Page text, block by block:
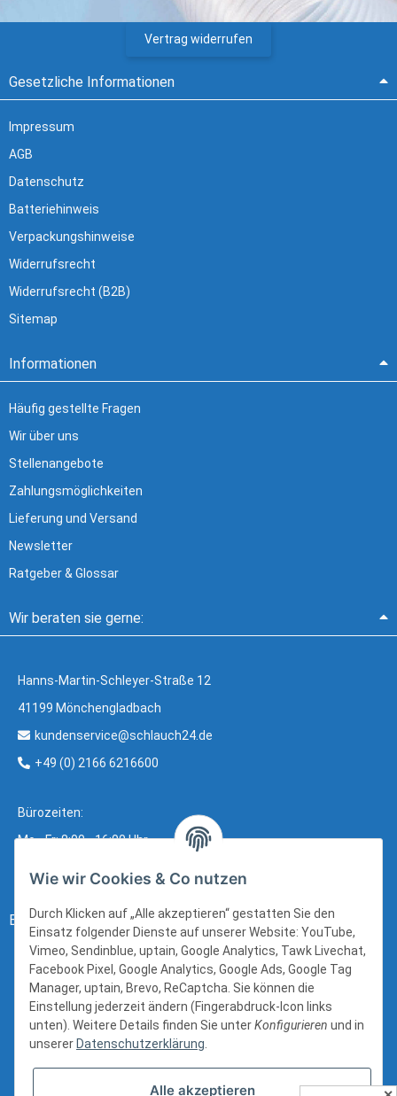
Vertrag widerrufen
Gesetzliche Informationen
Impressum
AGB
Datenschutz
Batteriehinweis
Verpackungshinweise
Widerrufsrecht
Widerrufsrecht (B2B)
Sitemap
Informationen
Häufig gestellte Fragen
Wir über uns
Stellenangebote
Zahlungsmöglichkeiten
Lieferung und Versand
Newsletter
Ratgeber & Glossar
Wir beraten sie gerne:
Hanns-Martin-Schleyer-Straße 12
41199 Mönchengladbach
kundenservice@schlauch24.de
+49 (0) 2166 6216600
Bürozeiten:
Mo - Fr: 8:00 - 16:00 Uhr
Bezahlung:
Wie wir Cookies & Co nutzen
Durch Klicken auf „Alle akzeptieren“ gestatten Sie den
Einsatz folgender Dienste auf unserer Website: YouTube,
Vimeo, Sendinblue, uptain, Google Analytics, Tawk Livechat,
Facebook Pixel, Google Analytics, Google Ads, Google Tag
Manager, uptain, Brevo, ReCaptcha. Sie können die
Einstellung jederzeit ändern (Fingerabdruck-Icon links
unten). Weitere Details finden Sie unterKonfigurieren und in
unserer Datenschutzerklärung.
Alle akzeptieren